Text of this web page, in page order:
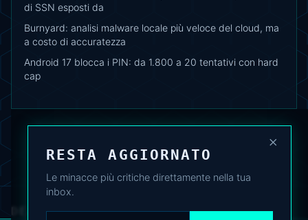
di SSN esposti da
Burnyard: analisi malware locale più veloce del cloud, ma
a costo di accuratezza
Android 17 blocca i PIN: da 1.800 a 20 tentativi con hard
cap
×
RESTA AGGIORNATO
Le minacce più critiche direttamente nella tua
inbox.
DEAFNEWS